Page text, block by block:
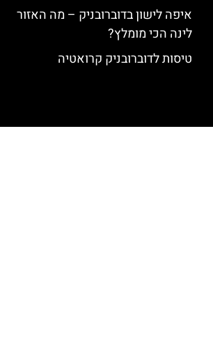
איפה לישון בדוברובניק – מה האזור
לינה הכי מומלץ?
טיסות לדוברובניק קרואטיה